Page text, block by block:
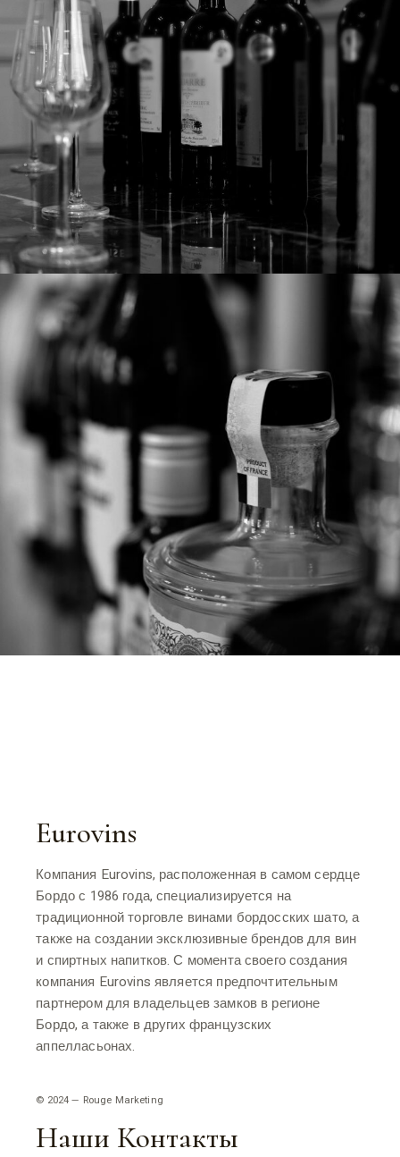
Eurovins
Компания Eurovins, расположенная в самом сердце
Бордо с 1986 года, специализируется на
традиционной торговле винами бордосских шато, а
также на создании эксклюзивные брендов для вин
и спиртных напитков. С момента своего создания
компания Eurovins является предпочтительным
партнером для владельцев замков в регионе
Бордо, а также в других французских
аппелласьонах.
© 2024 — Rouge Marketing
Наши Контакты